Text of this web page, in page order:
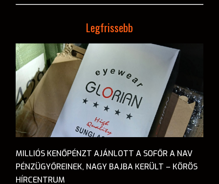
Legfrissebb
MILLIÓS KENŐPÉNZT AJÁNLOTT A SOFŐR A NAV
PÉNZÜGYŐREINEK, NAGY BAJBA KERÜLT – KÖRÖS
HÍRCENTRUM